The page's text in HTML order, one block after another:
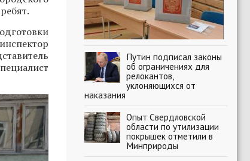
Путин подписал законы
об ограничениях для
релокантов,
уклоняющихся от
наказания
Опыт Свердловской
области по утилизации
покрышек отметили в
Минприроды